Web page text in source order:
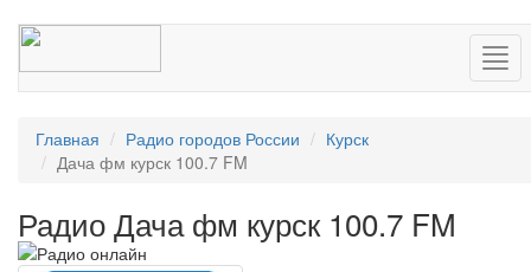
Главная Радио городов России
Курск
Дача фм курск 100.7 FM
Радио Дача фм курск 100.7 FM